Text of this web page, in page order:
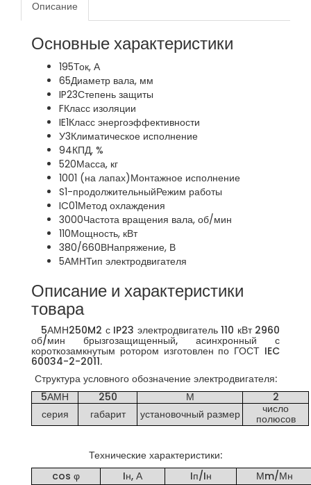
Описание
Основные характеристики
195Ток, А
65Диаметр вала, мм
IP23Степень защиты
FКласс изоляции
IE1Класс энергоэффективности
У3Климатическое исполнение
94КПД, %
520Масса, кг
1001 (на лапах)Монтажное исполнение
S1-продолжительныйРежим работы
IC01Метод охлаждения
3000Частота вращения вала, об/мин
110Мощность, кВт
380/660ВНапряжение, В
5АМНТип электродвигателя
Описание и характеристики
товара
5АМН250M2 с IP23 электродвигатель 110 кВт 2960
об/мин брызгозащищенный, асинхронный с
короткозамкнутым ротором изготовлен по ГОСТ IEC
60034-2-2011.
Структура условного обозначение электродвигателя:
5АМН
250 М
2
серия
габарит установочный размер число
полюсов
Технические характеристики:
cos φ
Iн, А Iп/Iн
Мm/Мн